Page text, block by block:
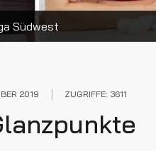
Südwest
2019 ZUGRIFFE: 3611